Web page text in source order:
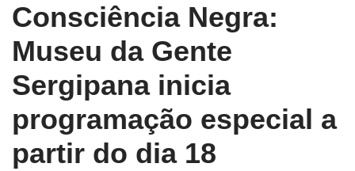
Consciência Negra:
Museu da Gente
Sergipana inicia
programação especial a
partir do dia 18